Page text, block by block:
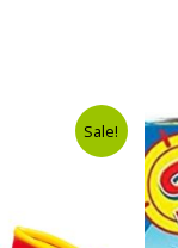
Sale!
Current